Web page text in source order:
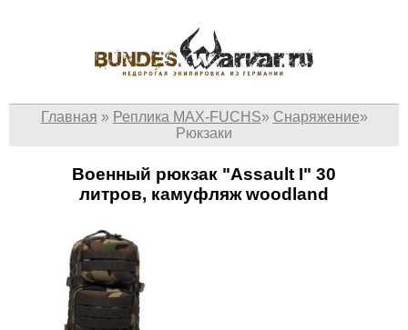
Главная » Реплика MAX-FUCHS» Снаряжение»
Рюкзаки
Военный рюкзак "Assault I" 30
литров, камуфляж woodland